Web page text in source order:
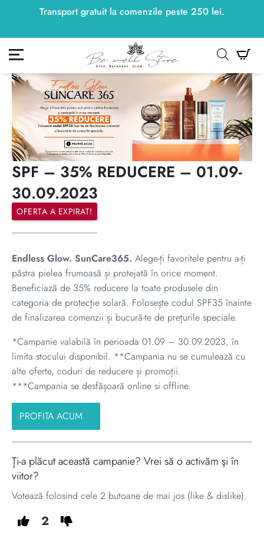
Transport gratuit la comenzile peste 250 lei.
250lei
meu
SPF – 35% REDUCERE – 01.09-
30.09.2023
OFERTA A EXPIRAT!
Endless Glow. SunCare365. Alege-ți favoritele pentru a-ți
păstra pielea frumoasă și protejată în orice moment.
Beneficiază de 35% reducere la toate produsele din
categoria de protecție solară. Folosește codul SPF35 înainte
de finalizarea comenzii și bucură-te de prețurile speciale.
*Campanie valabilă în perioada 01.09 – 30.09.2023, în
limita stocului disponibil. **Campania nu se cumulează cu
alte oferte, coduri de reducere și promoții.
***Campania se desfășoară online si offline.
PROFITA ACUM
Ţi-a plăcut această campanie? Vrei să o activăm şi în
viitor?
Votează folosind cele 2 butoane de mai jos (like & dislike).
2